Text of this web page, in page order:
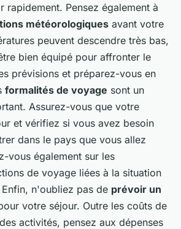
rapidement. Pensez également à
météorologiques avant votre
peuvent descendre très bas,
bien équipé pour affronter le
prévisions et préparez-vous en
formalités de voyage sont un
Assurez-vous que votre
et vérifiez si vous avez besoin
dans le pays que vous allez
vous également sur les
de voyage liées à la situation
n'oubliez pas de prévoir un
votre séjour. Outre les coûts de
activités, pensez aux dépenses